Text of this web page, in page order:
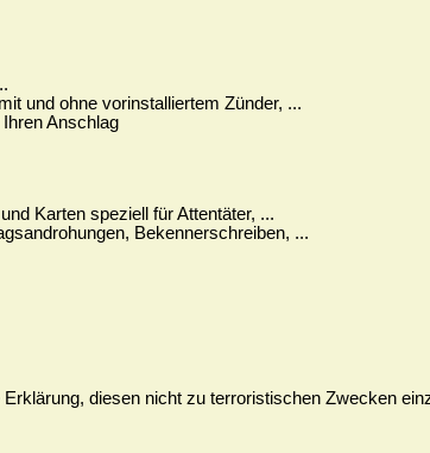
und ohne vorinstalliertem Zünder, ...
Anschlag
Karten speziell für Attentäter, ...
Bekennerschreiben, ...
diesen nicht zu terroristischen Zwecken